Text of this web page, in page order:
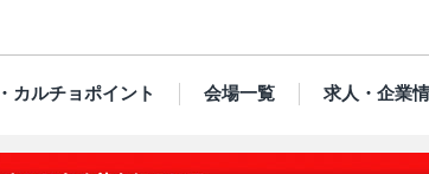
カルチョポイント 会場一覧 求人・企業